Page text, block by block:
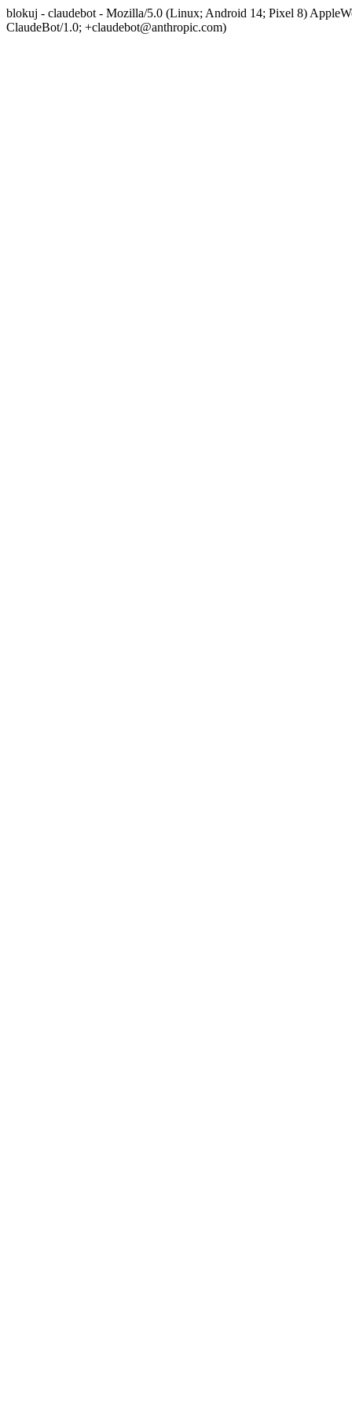
blokuj - claudebot - Mozilla/5.0 (Linux; Android 14; Pixel 8)
ClaudeBot/1.0; +claudebot@anthropic.com)